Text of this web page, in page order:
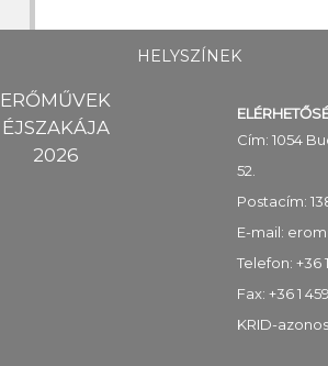
HELYSZÍNEK
ERŐMŰVEK
ÉJSZAKÁJA
2026
Cím: 1054
52.
Postacím:
E-mail:
Telefon: +36
Fax: +36 1
KRID-